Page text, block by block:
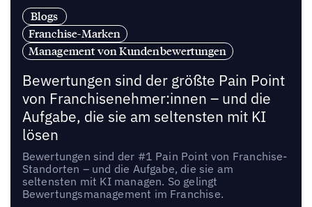
Blogs
Franchise-Marken
Management von Kundenbewertungen
Bewertungen sind der größte Pain Point
von Franchisenehmer:innen – und die
Aufgabe, die sie am seltensten mit KI
lösen
Bewertungen sind der #1 Pain Point von Franchise-
Standorten – und die Aufgabe, die sie am
seltensten mit KI managen. So gelingt
Bewertungsmanagement im Franchise.